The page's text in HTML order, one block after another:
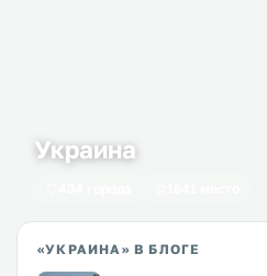
Украина
«УКРАИНА» В БЛОГЕ